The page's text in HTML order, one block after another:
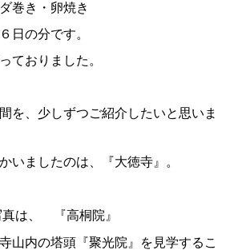
巻き・卵焼き
日の分です。
ておりました。
を、少しずつご紹介したいと思いま
いましたのは、『大徳寺』。
真は、 『高桐院』
山内の塔頭『聚光院』を見学するこ